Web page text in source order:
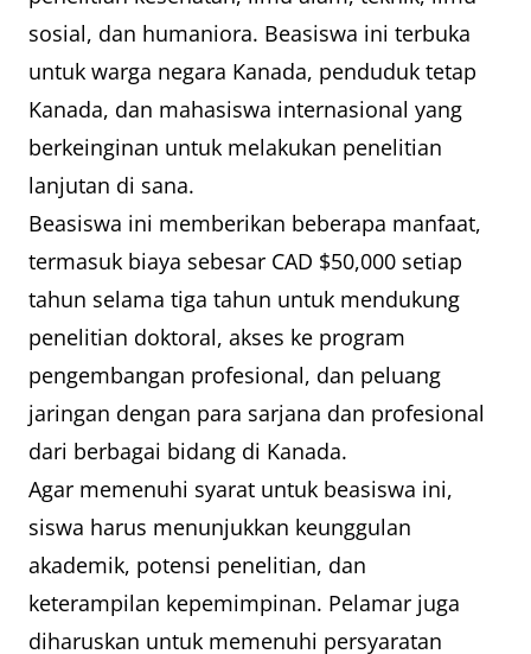
sosial, dan humaniora. Beasiswa ini terbuka
untuk warga negara Kanada, penduduk tetap
Kanada, dan mahasiswa internasional yang
berkeinginan untuk melakukan penelitian
lanjutan di sana.
Beasiswa ini memberikan beberapa manfaat,
termasuk biaya sebesar CAD $50,000 setiap
tahun selama tiga tahun untuk mendukung
penelitian doktoral, akses ke program
pengembangan profesional, dan peluang
jaringan dengan para sarjana dan profesional
dari berbagai bidang di Kanada.
Agar memenuhi syarat untuk beasiswa ini,
siswa harus menunjukkan keunggulan
akademik, potensi penelitian, dan
keterampilan kepemimpinan. Pelamar juga
diharuskan untuk memenuhi persyaratan